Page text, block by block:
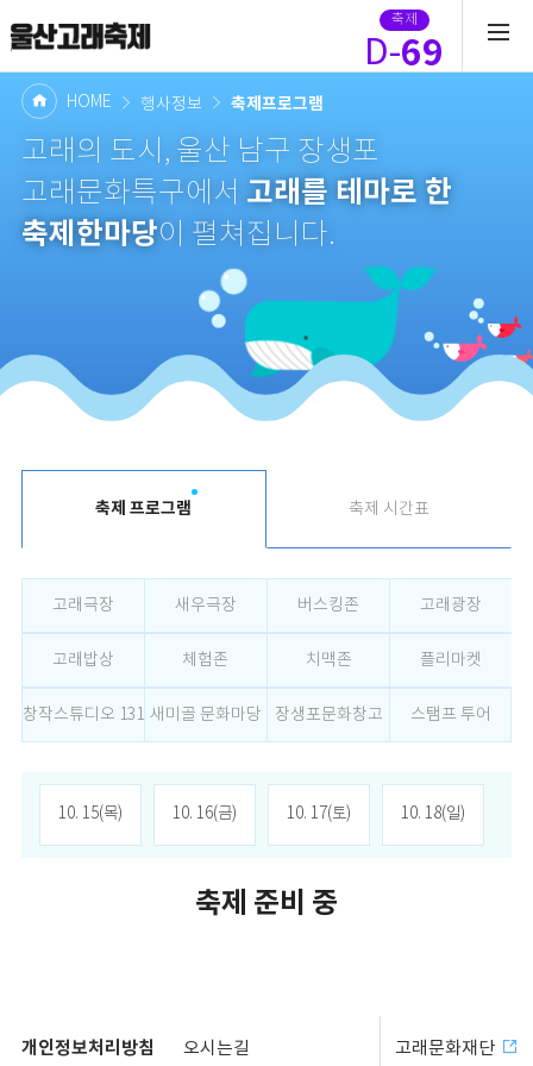
축제
D-69
HOME 행사정보 축제프로그램
고래의 도시, 울산 남구 장생포
고래문화특구에서 고래를 테마로 한
축제한마당이 펼쳐집니다.
축제 프로그램 축제 시간표
고래극장 새우극장 버스킹존 고래광장
고래밥상 체험존 치맥존 플리마켓
창작스튜디오 131 새미골 문화마당 장생포문화창고 스탬프 투어
10. 15(목) 10. 16(금) 10. 17(토) 10. 18(일)
축제 준비 중
개인정보처리방침 오시는길 고래문화재단